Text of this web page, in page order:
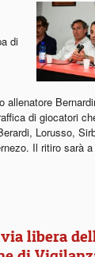
di
allenatore
di giocatori
Lorusso,
Il ritiro sarà
libera